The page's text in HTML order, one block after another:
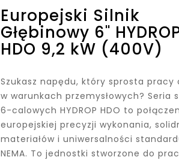
Europejski Silnik
Głębinowy 6"
HDO 9,2 kW (400V)
Szukasz napędu, który sprosta pracy
w warunkach przemysłowych? Seria
6-calowych HYDROP HDO to
europejskiej precyzji wykonania,
materiałów i uniwersalności
NEMA. To jednostki stworzone do